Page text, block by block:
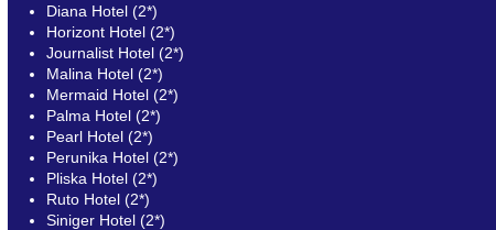
Diana Hotel (2*)
Horizont Hotel (2*)
Journalist Hotel (2*)
Malina Hotel (2*)
Mermaid Hotel (2*)
Palma Hotel (2*)
Pearl Hotel (2*)
Perunika Hotel (2*)
Pliska Hotel (2*)
Ruto Hotel (2*)
Siniger Hotel (2*)